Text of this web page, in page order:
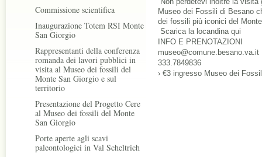
Commissione scientifica
Inaugurazione Totem RSI Monte
San Giorgio
Rappresentanti della conferenza
romanda dei lavori pubblici in
visita al Museo dei fossili del
Monte San Giorgio e sul
territorio
Presentazione del Progetto Cere
al Museo dei fossili del Monte
San Giorgio
Porte aperte agli scavi
paleontologici in Val Scheltrich
Museo dei Fossili di Besano
dei fossili più iconici del
Scarica la locandina qui
INFO E PRENOTAZIONI
museo@comune.besano.va.it
333.7849836
› €3 ingresso Museo dei